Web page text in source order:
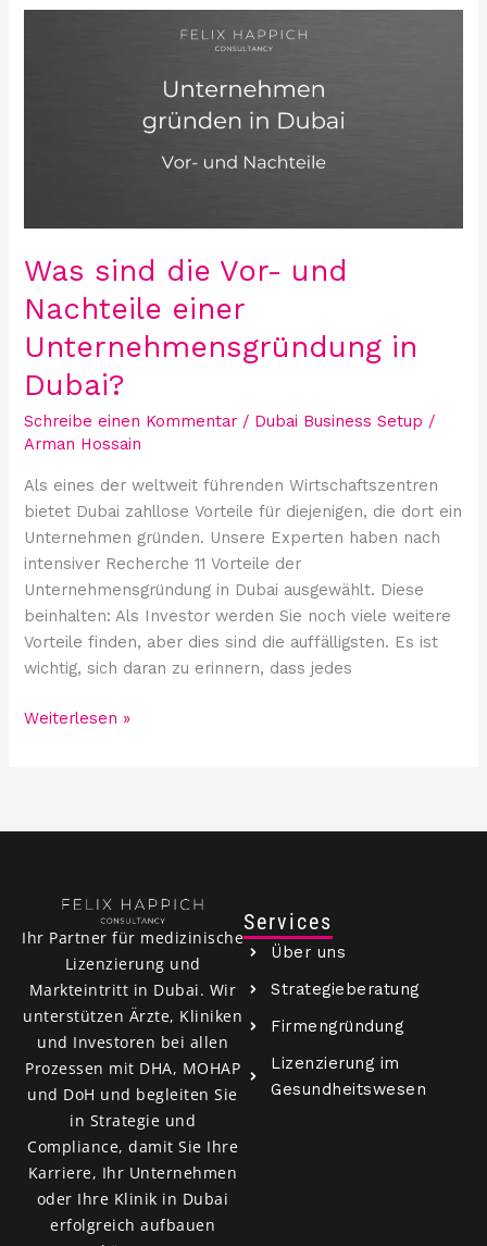
Was sind die Vor- und
Nachteile einer
Unternehmensgründung in
Dubai?
Schreibe einen Kommentar / Dubai Business Setup /
Arman Hossain
Als eines der weltweit führenden Wirtschaftszentren
bietet Dubai zahllose Vorteile für diejenigen, die dort ein
Unternehmen gründen. Unsere Experten haben nach
intensiver Recherche 11 Vorteile der
Unternehmensgründung in Dubai ausgewählt. Diese
beinhalten: Als Investor werden Sie noch viele weitere
Vorteile finden, aber dies sind die auffälligsten. Es ist
wichtig, sich daran zu erinnern, dass jedes
in
Weiterlesen »
Ihr Partner für medizinische
Lizenzierung und
Markteintritt in Dubai. Wir
unterstützen Ärzte, Kliniken
und Investoren bei allen
Prozessen mit DHA, MOHAP
und DoH und begleiten Sie
in Strategie und
Compliance, damit Sie Ihre
Karriere, Ihr Unternehmen
oder Ihre Klinik in Dubai
erfolgreich aufbauen
Services
Über uns
Strategieberatung
Firmengründung
Lizenzierung im
Gesundheitswesen